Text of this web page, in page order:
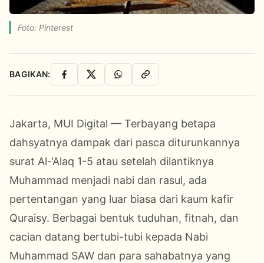
Foto: Pinterest
BAGIKAN: Facebook
X WhatsAppSalin Link
Jakarta, MUI Digital — Terbayang betapa
dahsyatnya dampak dari pasca diturunkannya
surat Al-‘Alaq 1-5 atau setelah dilantiknya
Muhammad menjadi nabi dan rasul, ada
pertentangan yang luar biasa dari kaum kafir
Quraisy. Berbagai bentuk tuduhan, fitnah, dan
cacian datang bertubi-tubi kepada Nabi
Muhammad SAW dan para sahabatnya yang